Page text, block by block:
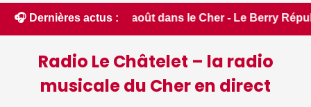
🎧 Dernières actus :
6 août dans le Cher - Le Berry Républicain •
Radio Le Châtelet – la radio
musicale du Cher en direct